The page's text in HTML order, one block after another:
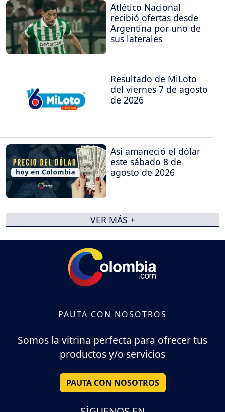
Atlético Nacional
recibió ofertas desde
Argentina por uno de
sus laterales
Resultado de MiLoto
del viernes 7 de agosto
de 2026
Así amaneció el dólar
este sábado 8 de
agosto de 2026
VER MÁS +
PAUTA CON NOSOTROS
Somos la vitrina perfecta para ofrecer tus
productos y/o servicios
PAUTA CON NOSOTROS